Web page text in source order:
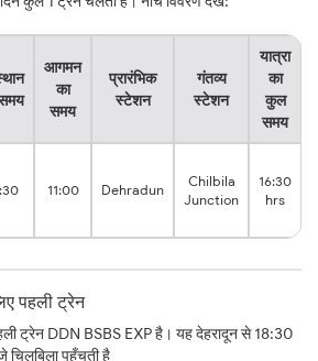
आगमन
का
समय
प्रारंभिक
स्टेशन
गंतव्य
स्टेशन
यात्रा
का
कुल
समय
11:00 Dehradun
Chilbila
Junction
16:30
hrs
पहली ट्रेन
ट्रेन DDN BSBS EXP है। यह देहरादून से 18:30
पहुँचती है